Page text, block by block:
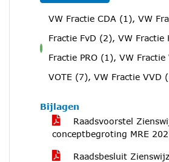
voor
VW Fractie CDA (1), VW
Fractie FvD (2), VW Fractie
Fractie PRO (1), VW
VOTE (7), VW Fractie VVD
Bijlagen
Raadsvoorstel
conceptbegroting MRE
Raadsbesluit